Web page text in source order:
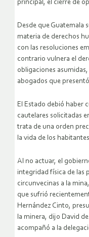
principal, el cierre de
Desde que Guatemala
materia de derechos
con las resoluciones
contrario vulnera el
obligaciones
abogados que
El Estado debió haber
cautelares solicitadas
trata de una orden
la vida de los
Al no actuar, el
integridad física de las
circunvecinas a la
que sufrió
Hernández Cinto,
la minera, dijo David
acompañó a la